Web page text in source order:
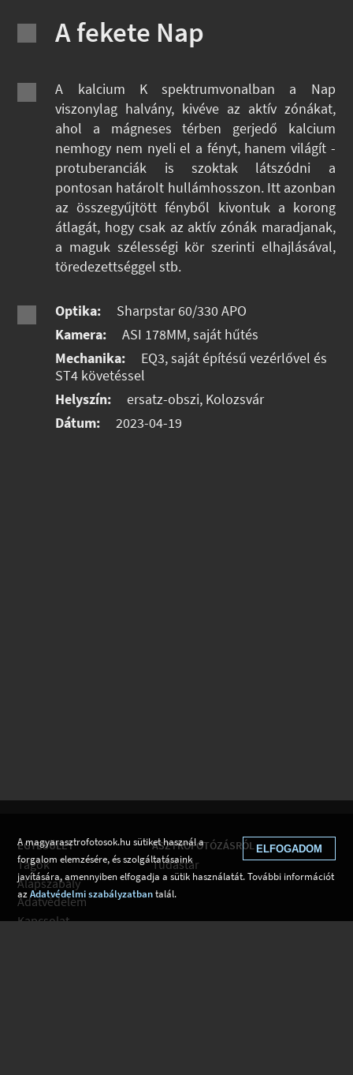
A fekete Nap
A kalcium K spektrumvonalban a Nap
viszonylag halvány, kivéve az aktív zónákat,
ahol a mágneses térben gerjedő kalcium
nemhogy nem nyeli el a fényt, hanem világít -
protuberanciák is szoktak látszódni a
pontosan határolt hullámhosszon. Itt azonban
az összegyűjtött fényből kivontuk a korong
átlagát, hogy csak az aktív zónák maradjanak,
a maguk szélességi kör szerinti elhajlásával,
töredezettséggel stb.
Optika:
Sharpstar 60/330 APO
Kamera:
ASI 178MM, saját hűtés
Mechanika:
EQ3, saját építésű vezérlővel és
ST4 követéssel
Helyszín:
ersatz-obszi, Kolozsvár
Dátum:
2023-04-19
EGYESÜLET
Tagok
Alapszabály
Adatvédelem
Kapcsolat
ASZTROFOTÓZÁSRÓL
Tudástár
ELFOGADOM
A magyarasztrofotosok.hu sütiket használ a
forgalom elemzésére, és szolgáltatásaink
javítására, amennyiben elfogadja a sütik használatát. További információt
azAdatvédelmi szabályzatbantalál.